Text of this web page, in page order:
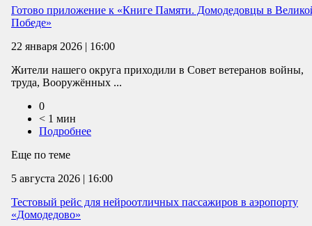
Готово приложение к «Книге Памяти. Домодедовцы в
Победе»
22 января 2026 | 16:00
Жители нашего округа приходили в Совет ветеранов войны,
труда, Вооружённых ...
0
< 1 мин
Подробнее
Еще по теме
5 августа 2026 | 16:00
Тестовый рейс для нейроотличных пассажиров в аэропорту
«Домодедово»